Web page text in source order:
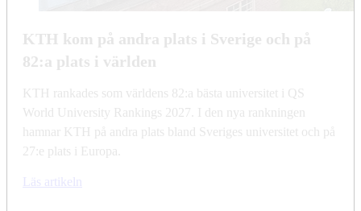
KTH kom på andra plats i Sverige och på
82:a plats i världen
KTH rankades som världens 82:a bästa universitet i QS
World University Rankings 2027. I den nya rankningen
hamnar KTH på andra plats bland Sveriges universitet och på
27:e plats i Europa.
Läs artikeln